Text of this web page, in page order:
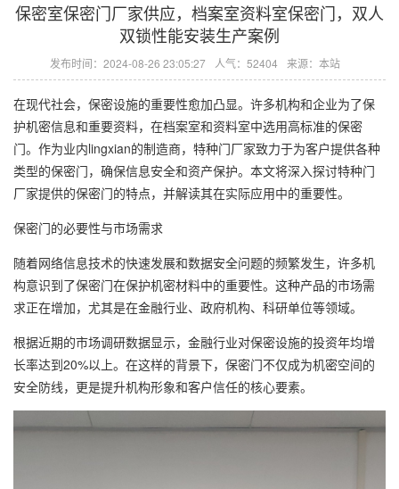
保密室保密门厂家供应，档案室资料室保密门，双人
双锁性能安装生产案例
发布时间：2024-08-26 23:05:27 人气：52404 来源：本站
在现代社会，保密设施的重要性愈加凸显。许多机构和企业为了保
护机密信息和重要资料，在档案室和资料室中选用高标准的保密
门。作为业内lingxian的制造商，特种门厂家致力于为客户提供各种
类型的保密门，确保信息安全和资产保护。本文将深入探讨特种门
厂家提供的保密门的特点，并解读其在实际应用中的重要性。
保密门的必要性与市场需求
随着网络信息技术的快速发展和数据安全问题的频繁发生，许多机
构意识到了保密门在保护机密材料中的重要性。这种产品的市场需
求正在增加，尤其是在金融行业、政府机构、科研单位等领域。
根据近期的市场调研数据显示，金融行业对保密设施的投资年均增
长率达到20%以上。在这样的背景下，保密门不仅成为机密空间的
安全防线，更是提升机构形象和客户信任的核心要素。